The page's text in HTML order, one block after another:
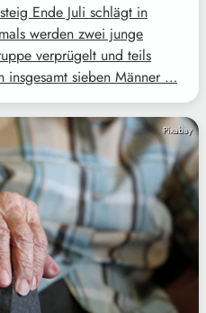
Ende Juli schlägt in
werden zwei junge
verprügelt und teils
insgesamt sieben Männer …
Pixabay